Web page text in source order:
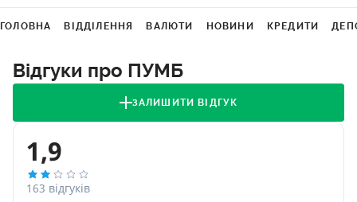
ГОЛОВНА ВІДДІЛЕННЯ ВАЛЮТИ НОВИНИ КРЕДИТИ
Відгуки про ПУМБ
ЗАЛИШИТИ ВІДГУК
1,9
163 відгуків